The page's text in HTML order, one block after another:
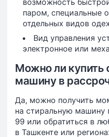
возможность
паром, специальные
отдельных видов
Вид управления
электронное или
Можно ли купить
машину в
Да, можно получить
на стиральную машину
99 или обратиться в
в Ташкенте или